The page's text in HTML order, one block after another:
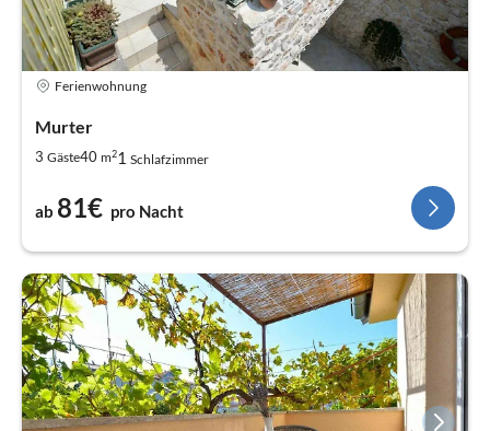
Ferienwohnung
Murter
3 Gäste40 m21 Schlafzimmer
ab 81€ pro Nacht